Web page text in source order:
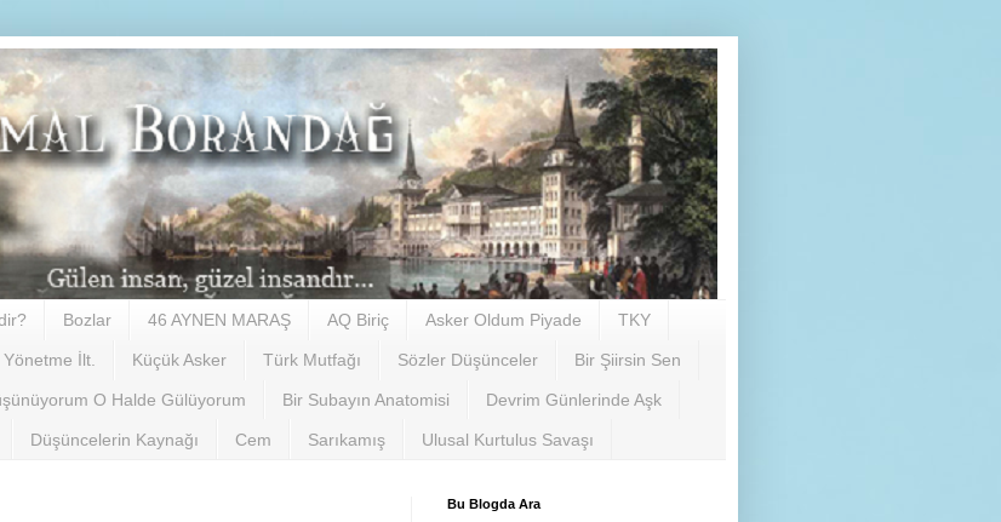
Bozlar 46 AYNEN MARAŞ AQ Biriç Asker Oldum Piyade TKY
İlt. Küçük Asker Türk Mutfağı Sözler Düşünceler Bir Şiirsin Sen
O Halde Gülüyorum Bir Subayın Anatomisi Devrim Günlerinde Aşk
Düşüncelerin Kaynağı Cem Sarıkamış Ulusal Kurtulus Savaşı
Bu Blogda Ara